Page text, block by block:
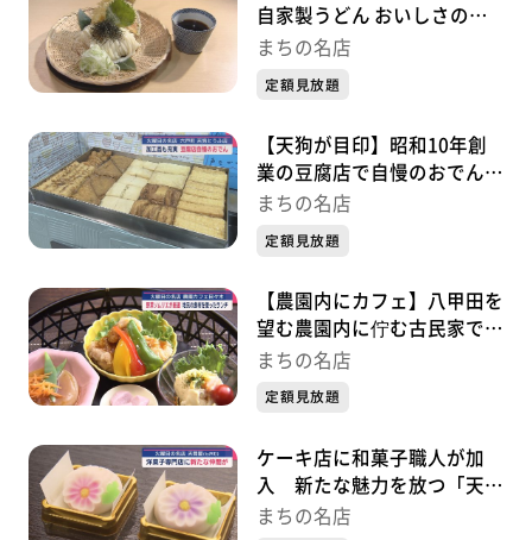
自家製うどん おいしさの秘
密は和食×ラーメン!? 「自家
弘前市）～『まちの名店』～
まちの名店
定額見放題
【天狗が目印】昭和10年創
業の豆腐店で自慢のおでん
「天狗とうふ店」（青森・六
まちの名店
定額見放題
【農園内にカフェ】八甲田を
望む農園内に佇む古民家で野
菜ソムリエ厳選ヘルシー料理
まちの名店
定額見放題
ケーキ店に和菓子職人が加
入 新たな魅力を放つ「天間
屋」（青森・七戸町）～『ま
まちの名店